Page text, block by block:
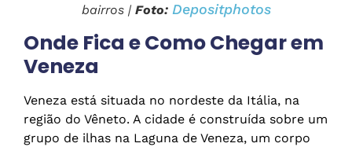
bairros | Foto: Depositphotos
Onde Fica e Como Chegar em
Veneza
Veneza está situada no nordeste da Itália, na
região do Vêneto. A cidade é construída sobre um
grupo de ilhas na Laguna de Veneza, um corpo